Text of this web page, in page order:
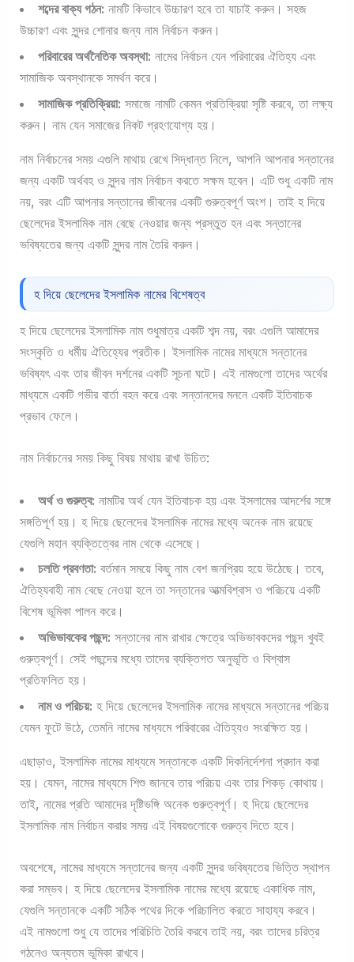
শব্দের বাক্য গঠন: নামটি কিভাবে উচ্চারণ হবে তা যাচাই করুন। সহজ
উচ্চারণ এবং সুন্দর শোনার জন্য নাম নির্বাচন করুন।
পরিবারের অর্থনৈতিক অবস্থা: নামের নির্বাচন যেন পরিবারের ঐতিহ্য এবং
সামাজিক অবস্থানকে সমর্থন করে।
সামাজিক প্রতিক্রিয়া: সমাজে নামটি কেমন প্রতিক্রিয়া সৃষ্টি করবে, তা লক্ষ্য
করুন। নাম যেন সমাজের নিকট গ্রহণযোগ্য হয়।
নাম নির্বাচনের সময় এগুলি মাথায় রেখে সিদ্ধান্ত নিলে, আপনি আপনার সন্তানের
জন্য একটি অর্থবহ ও সুন্দর নাম নির্বাচন করতে সক্ষম হবেন। এটি শুধু একটি নাম
নয়, বরং এটি আপনার সন্তানের জীবনের একটি গুরুত্বপূর্ণ অংশ। তাই হ দিয়ে
ছেলেদের ইসলামিক নাম বেছে নেওয়ার জন্য প্রস্তুত হন এবং সন্তানের
ভবিষ্যতের জন্য একটি সুন্দর নাম তৈরি করুন।
হ দিয়ে ছেলেদের ইসলামিক নামের বিশেষত্ব
হ দিয়ে ছেলেদের ইসলামিক নাম শুধুমাত্র একটি শব্দ নয়, বরং এগুলি আমাদের
সংস্কৃতি ও ধর্মীয় ঐতিহ্যের প্রতীক। ইসলামিক নামের মাধ্যমে সন্তানের
ভবিষ্যৎ এবং তার জীবন দর্শনের একটি সূচনা ঘটে। এই নামগুলো তাদের অর্থের
মাধ্যমে একটি গভীর বার্তা বহন করে এবং সন্তানদের মননে একটি ইতিবাচক
প্রভাব ফেলে।
নাম নির্বাচনের সময় কিছু বিষয় মাথায় রাখা উচিত:
অর্থ ও গুরুত্ব: নামটির অর্থ যেন ইতিবাচক হয় এবং ইসলামের আদর্শের সঙ্গে
সঙ্গতিপূর্ণ হয়। হ দিয়ে ছেলেদের ইসলামিক নামের মধ্যে অনেক নাম রয়েছে
যেগুলি মহান ব্যক্তিত্বের নাম থেকে এসেছে।
চলতি প্রবণতা: বর্তমান সময়ে কিছু নাম বেশ জনপ্রিয় হয়ে উঠেছে। তবে,
ঐতিহ্যবাহী নাম বেছে নেওয়া হলে তা সন্তানের আত্মবিশ্বাস ও পরিচয়ে একটি
বিশেষ ভূমিকা পালন করে।
অভিভাবকের পছন্দ: সন্তানের নাম রাখার ক্ষেত্রে অভিভাবকদের পছন্দ খুবই
গুরুত্বপূর্ণ। সেই পছন্দের মধ্যে তাদের ব্যক্তিগত অনুভূতি ও বিশ্বাস
প্রতিফলিত হয়।
নাম ও পরিচয়: হ দিয়ে ছেলেদের ইসলামিক নামের মাধ্যমে সন্তানের পরিচয়
যেমন ফুটে উঠে, তেমনি নামের মাধ্যমে পরিবারের ঐতিহ্যও সংরক্ষিত হয়।
এছাড়াও, ইসলামিক নামের মাধ্যমে সন্তানকে একটি দিকনির্দেশনা প্রদান করা
হয়। যেমন, নামের মাধ্যমে শিশু জানবে তার পরিচয় এবং তার শিকড় কোথায়।
তাই, নামের প্রতি আমাদের দৃষ্টিভঙ্গি অনেক গুরুত্বপূর্ণ। হ দিয়ে ছেলেদের
ইসলামিক নাম নির্বাচন করার সময় এই বিষয়গুলোকে গুরুত্ব দিতে হবে।
অবশেষে, নামের মাধ্যমে সন্তানের জন্য একটি সুন্দর ভবিষ্যতের ভিত্তি স্থাপন
করা সম্ভব। হ দিয়ে ছেলেদের ইসলামিক নামের মধ্যে রয়েছে একাধিক নাম,
যেগুলি সন্তানকে একটি সঠিক পথের দিকে পরিচালিত করতে সাহায্য করবে।
এই নামগুলো শুধু যে তাদের পরিচিতি তৈরি করবে তাই নয়, বরং তাদের চরিত্র
গঠনেও অন্যতম ভূমিকা রাখবে।